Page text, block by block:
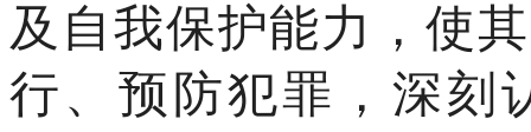
及自我保护能力，使
行、预防犯罪， 深刻